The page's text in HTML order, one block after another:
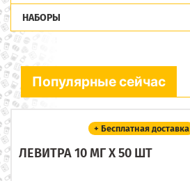
НАБОРЫ
Популярные сейчас
+ Бесплатная доставка
ЛЕВИТРА 10 МГ X 50 ШТ